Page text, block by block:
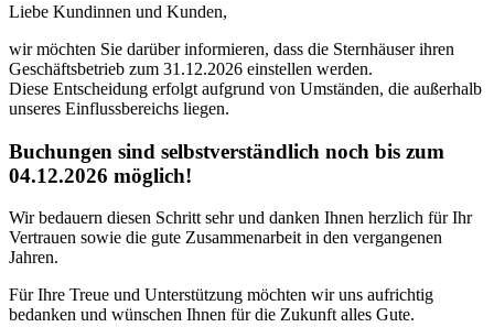
Liebe Kundinnen und Kunden,
wir möchten Sie darüber informieren, dass die Sternhäuser ihren
Geschäftsbetrieb zum 31.12.2026 einstellen werden.
Diese Entscheidung erfolgt aufgrund von Umständen, die außerhalb
unseres Einflussbereichs liegen.
Buchungen sind selbstverständlich noch bis zum
04.12.2026 möglich!
Wir bedauern diesen Schritt sehr und danken Ihnen herzlich für Ihr
Vertrauen sowie die gute Zusammenarbeit in den vergangenen
Jahren.
Für Ihre Treue und Unterstützung möchten wir uns aufrichtig
bedanken und wünschen Ihnen für die Zukunft alles Gute.